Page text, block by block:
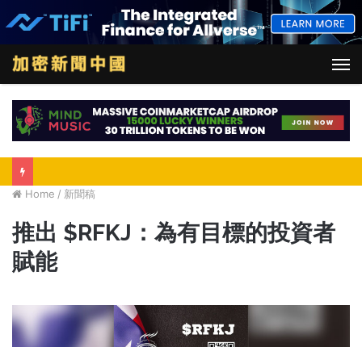
Home / 新聞稿
推出 $RFKJ：為有目標的投資者
賦能